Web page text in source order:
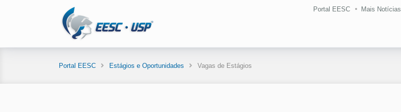
Portal EESC Mais Notícias
Portal EESC Estágios e Oportunidades Vagas de Estágios